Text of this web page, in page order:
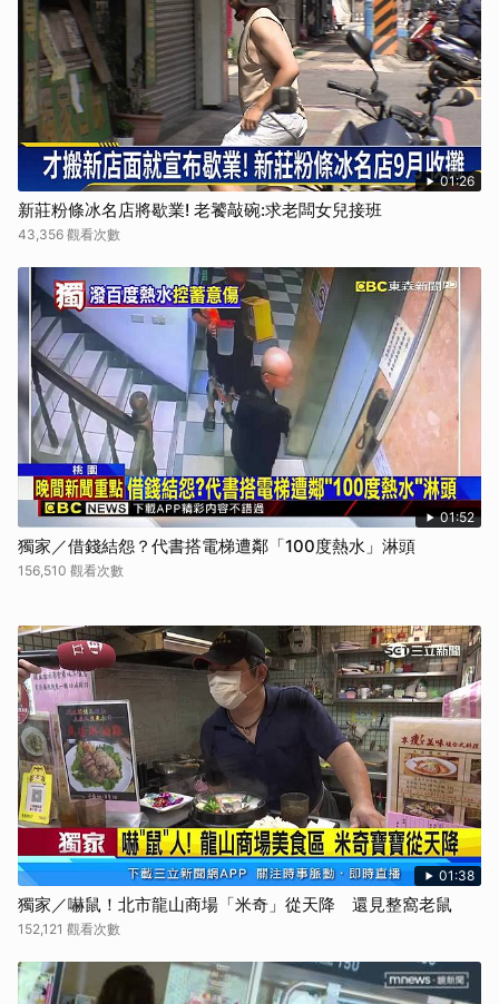
01:26
新莊粉條冰名店將歇業! 老饕敲碗:求老闆女兒接班
43,356 觀看次數
01:52
獨家／借錢結怨？代書搭電梯遭鄰「100度熱水」淋頭
156,510 觀看次數
01:38
獨家／嚇鼠！北市龍山商場「米奇」從天降 還見整窩老鼠
152,121 觀看次數